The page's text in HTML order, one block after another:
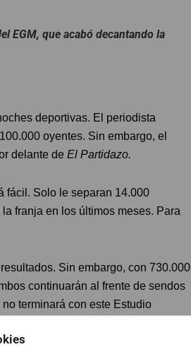
EGM, que acabó decantando la
deportivas. El periodista
oyentes. Sin embargo, el
delante de El Partidazo.
fácil. Solo le separan 14.000
franja en los últimos meses. Para
Sin embargo, con 730.000
continuarán al frente de sendos
terminará con este Estudio